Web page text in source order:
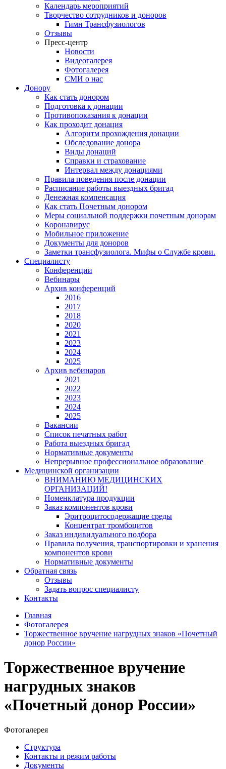
Календарь мероприятий
Творчество сотрудников и доноров
Гимн Трансфузиологов
Отзывы
Пресс-центр
Новости
Видеогалерея
Фотогалерея
СМИ о нас
Донору
Как стать донором
Подготовка к донации
Противопоказания к донации
Как проходит донация
Алгоритм прохождения донации
Обследование донора
Виды донаций
Справки и страхование
Интервал между донациями
Правила поведения после донации
Расписание работы выездных бригад
Денежная компенсация
Как стать Почетным донором
Меры социальной поддержки почетным донорам
Коронавирус
Мобильное приложение
Документы для доноров
Заметки трансфузиолога. Мифы о Службе крови.
Специалисту
Конференции
Вебинары
Архив конференций
2016
2017
2018
2020
2021
2023
2024
2025
Архив вебинаров
2021
2022
2023
2024
2025
Вакансии
Список печатных работ
Работа выездных бригад
Нормативные документы
Непрерывное профессиональное образование
Медицинской организации
ВНИМАНИЮ МЕДИЦИНСКИХ
ОРГАНИЗАЦИЙ!
Номенклатура продукции
Заказ компонентов крови
Эритроцитосодержащие среды
Концентрат тромбоцитов
Заказ индивидуального подбора
Правила получения, транспортировки и хранения
компонентов крови
Нормативные документы
Обратная связь
Отзывы
Задать вопрос специалисту
Контакты
Главная
Фотогалерея
Торжественное вручение нагрудных знаков «Почетный
донор России»
Торжественное вручение
нагрудных знаков
«Почетный донор России»
Фотогалерея
Структура
Контакты и режим работы
Документы